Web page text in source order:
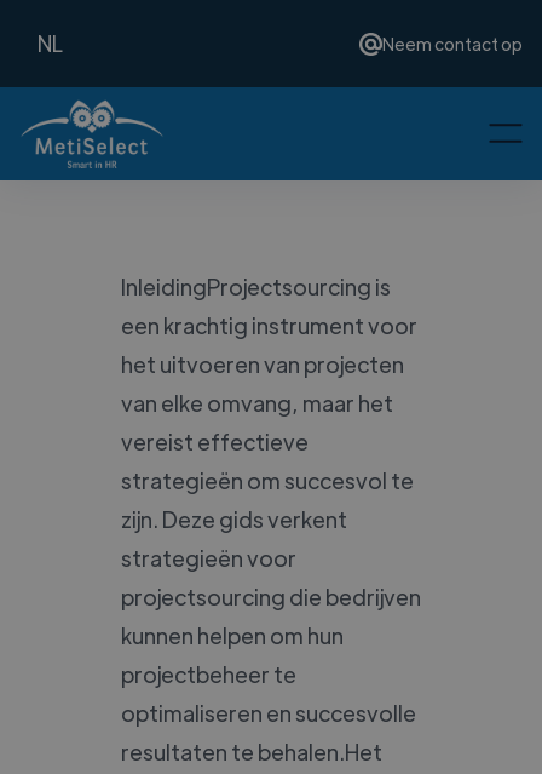
NL Neem contact op
InleidingProjectsourcing is
een krachtig instrument voor
het uitvoeren van projecten
van elke omvang, maar het
vereist effectieve
strategieën om succesvol te
zijn. Deze gids verkent
strategieën voor
projectsourcing die bedrijven
kunnen helpen om hun
projectbeheer te
optimaliseren en succesvolle
resultaten te behalen.Het